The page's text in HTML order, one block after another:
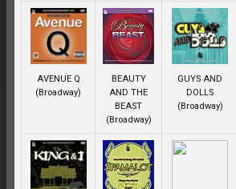
AVENUE Q
(Broadway)
BEAUTY
AND THE
BEAST
(Broadway)
GUYS AND
DOLLS
(Broadway)